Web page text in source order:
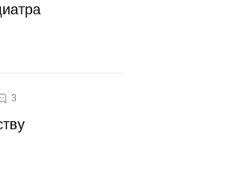
3